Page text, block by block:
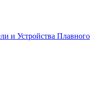
и Устройства Плавного